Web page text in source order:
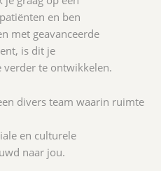
en ben
met geavanceerde
is dit je
te ontwikkelen.
divers team waarin ruimte
en culturele
naar jou.